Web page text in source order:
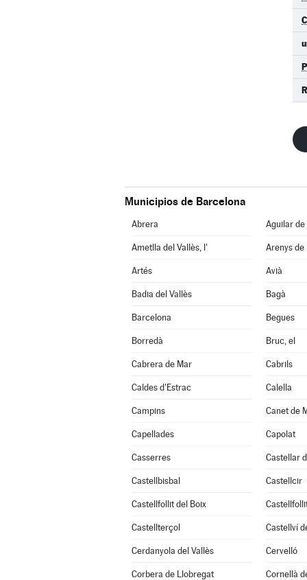
Municipios de Barcelona
Abrera Aguilar de
Ametlla del Vallès, l' Arenys de
Artés Avià
Badia del Vallès Bagà
Barcelona Begues
Borredà Bruc, el
Cabrera de Mar Cabrils
Caldes d'Estrac Calella
Campins Canet de
Capellades Capolat
Casserres Castellar
Castellbisbal Castellcir
Castellfollit del Boix
Castellterçol Castellví
Cerdanyola del Vallès Cervelló
Corbera de Llobregat Cornellà